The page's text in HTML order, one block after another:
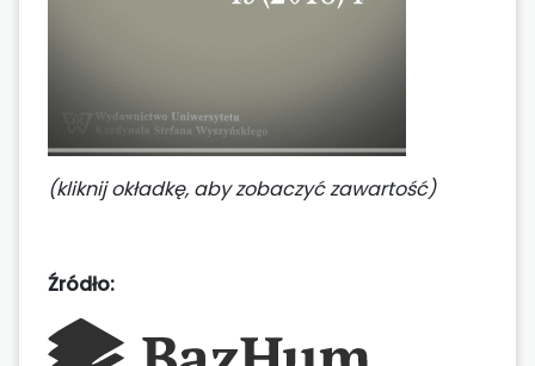
(kliknij okładkę, aby zobaczyć zawartość)
Źródło: